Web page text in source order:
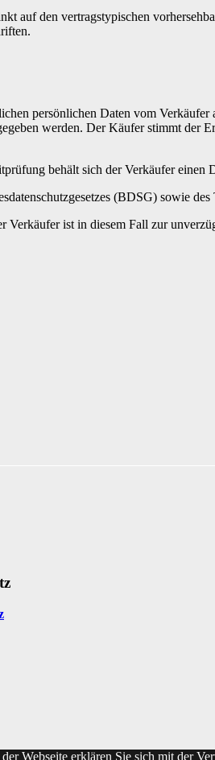
auf den vertragstypischen
persönlichen Daten vom Verkäufer
werden. Der Käufer stimmt der
behält sich der Verkäufer einen
(BDSG) sowie
ist in diesem Fall zur
Webseite erklären Sie sich mit der